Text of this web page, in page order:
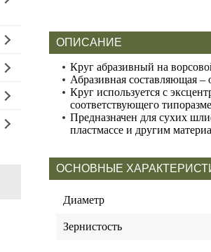
ОПИСАНИЕ
Круг абразивный на
Абразивная составляющая
Круг используется с
соответствующего
Предназначен для сухих
пластмассе и другим
ОСНОВНЫЕ
Диаметр
Зернистость